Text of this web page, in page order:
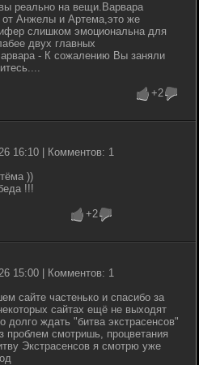
реально на вещи.Варвара
Анжелы и Артема,это же
слишком эмоциональна для
двух главных
- К сожалению Вы заняли
+2
16:10 | Комментов: 1
))
!!!
+2
15:00 | Комментов: 1
сайте частенько и спасибо за
сайтах ещё не выходят
долго ждать "битва экстрасенсов"
проблем смотришь, процветания
Экстрасенсов я смотрю уже